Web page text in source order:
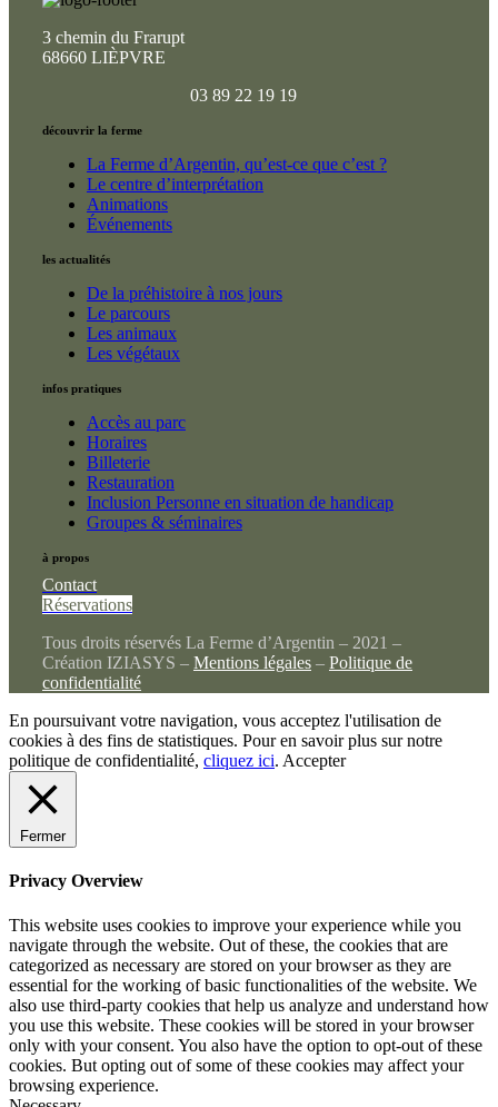
3 chemin du Frarupt
68660 LIÈPVRE
03 89 22 19 19
découvrir la ferme
La Ferme d’Argentin, qu’est-ce que c’est ?
Le centre d’interprétation
Animations
Événements
les actualités
De la préhistoire à nos jours
Le parcours
Les animaux
Les végétaux
infos pratiques
Accès au parc
Horaires
Billeterie
Restauration
Inclusion Personne en situation de handicap
Groupes & séminaires
à propos
Contact
Réservations
Tous droits réservés La Ferme d’Argentin – 2021 –
Création IZIASYS – Mentions légales– Politique de
confidentialité
En poursuivant votre navigation, vous acceptez l'utilisation de
cookies à des fins de statistiques. Pour en savoir plus sur notre
politique de confidentialité, cliquez ici. Accepter
Fermer
Privacy Overview
This website uses cookies to improve your experience while you
navigate through the website. Out of these, the cookies that are
categorized as necessary are stored on your browser as they are
essential for the working of basic functionalities of the website. We
also use third-party cookies that help us analyze and understand how
you use this website. These cookies will be stored in your browser
only with your consent. You also have the option to opt-out of these
cookies. But opting out of some of these cookies may affect your
browsing experience.